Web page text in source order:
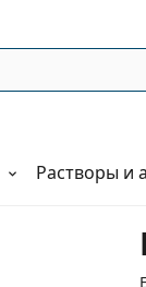
Растворы и